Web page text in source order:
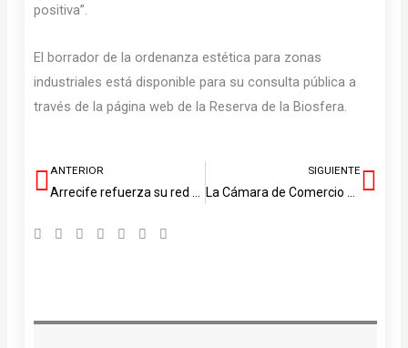
positiva”.
El borrador de la ordenanza estética para zonas
industriales está disponible para su consulta pública a
través de la página web de la Reserva de la Biosfera.
Ant
ANTERIOR SIGUIENTE